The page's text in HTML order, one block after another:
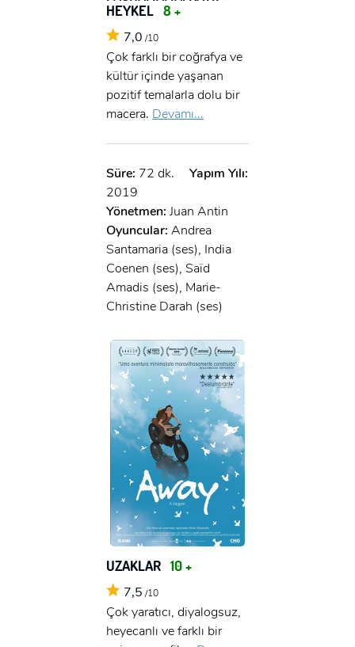
HEYKEL 8 +
7,0 /10
Çok farklı bir coğrafya ve
kültür içinde yaşanan
pozitif temalarla dolu bir
macera. Devamı...
Süre: 72 dk.
Yapım Yılı:
2019
Yönetmen: Juan Antin
Oyuncular: Andrea
Santamaria (ses), India
Coenen (ses), Saïd
Amadis (ses), Marie-
Christine Darah (ses)
UZAKLAR 10 +
7,5 /10
Çok yaratıcı, diyalogsuz,
heyecanlı ve farklı bir